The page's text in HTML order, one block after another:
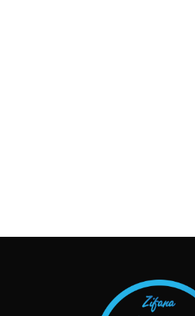
TAKIP ET